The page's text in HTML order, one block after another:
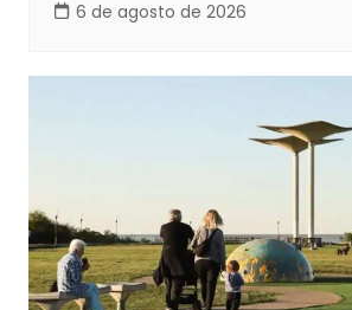
6 de agosto de 2026